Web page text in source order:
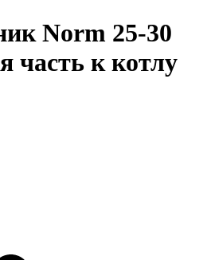
Norm 25-30
часть к котлу